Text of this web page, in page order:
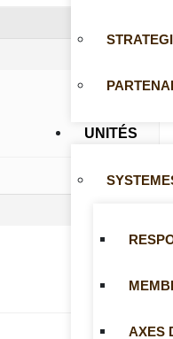
UNITÉS
AXES